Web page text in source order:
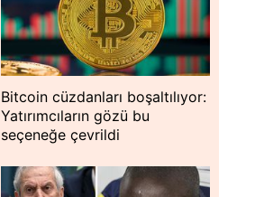
Bitcoin cüzdanları boşaltılıyor:
Yatırımcıların gözü bu
seçeneğe çevrildi